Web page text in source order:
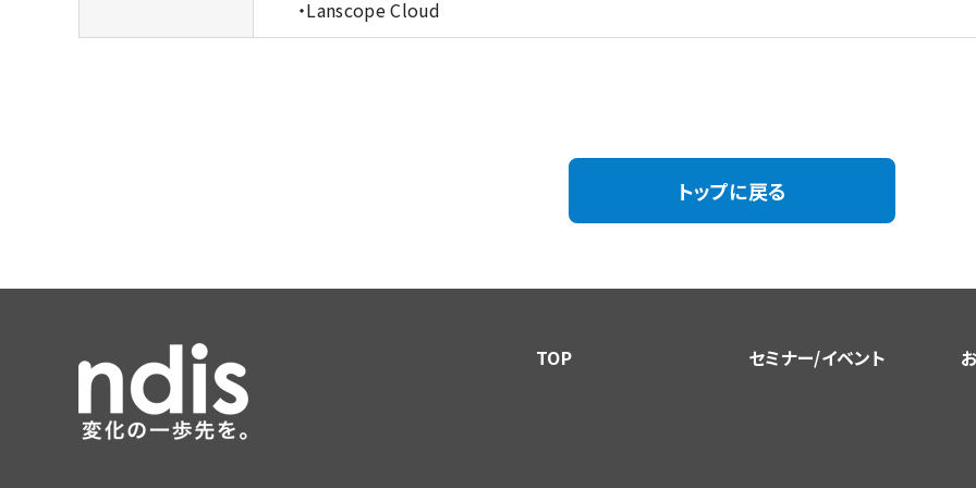
・Lanscope Cloud
トップに戻る
TOP セミナー/イベント